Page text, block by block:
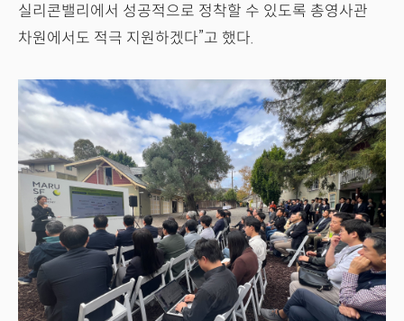
실리콘밸리에서 성공적으로 정착할 수 있도록 총영사관
차원에서도 적극 지원하겠다”고 했다.